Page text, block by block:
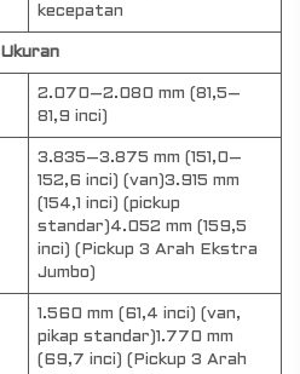
kecepatan
Ukuran
2.070–2.080 mm (81,5–
81,9 inci)
3.835–3.875 mm (151,0–
152,6 inci) (van)3.915 mm
(154,1 inci) (pickup
standar)4.052 mm (159,5
inci) (Pickup 3 Arah Ekstra
Jumbo)
1.560 mm (61,4 inci) (van,
pikap standar)1.770 mm
(69,7 inci) (Pickup 3 Arah